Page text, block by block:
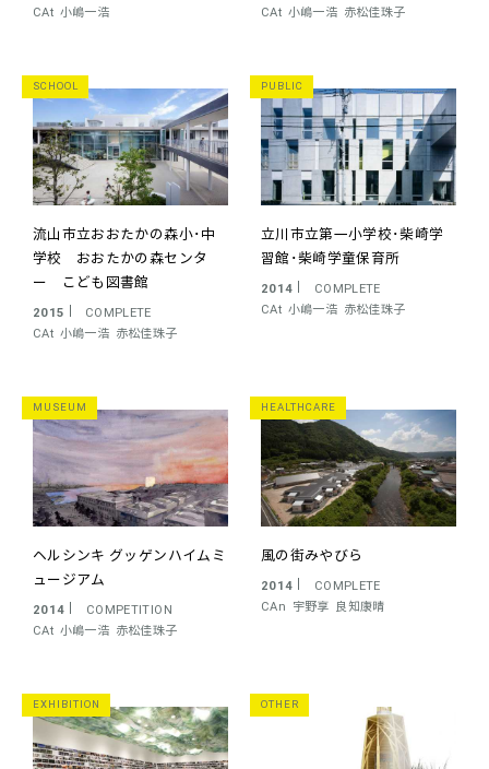
CAt 小嶋一浩
CAt 小嶋一浩 赤松佳珠子
SCHOOL
流山市立おおたかの森小･中
学校 おおたかの森センタ
ー こども図書館
2015
COMPLETE
CAt 小嶋一浩 赤松佳珠子
PUBLIC
立川市立第一小学校･柴崎学
習館･柴崎学童保育所
2014
COMPLETE
CAt 小嶋一浩 赤松佳珠子
MUSEUM
ヘルシンキ グッゲンハイムミ
ュージアム
2014
COMPETITION
CAt 小嶋一浩 赤松佳珠子
HEALTHCARE
風の街みやびら
2014
COMPLETE
CAn 宇野享 良知康晴
EXHIBITION OTHER